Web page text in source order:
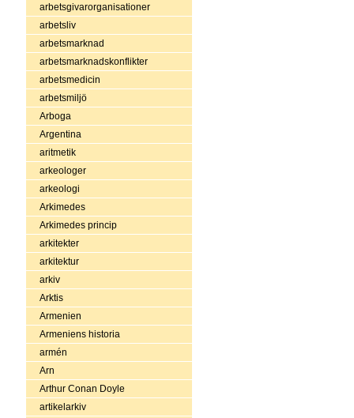
arbetsgivarorganisationer
arbetsliv
arbetsmarknad
arbetsmarknadskonflikter
arbetsmedicin
arbetsmiljö
Arboga
Argentina
aritmetik
arkeologer
arkeologi
Arkimedes
Arkimedes princip
arkitekter
arkitektur
arkiv
Arktis
Armenien
Armeniens historia
armén
Arn
Arthur Conan Doyle
artikelarkiv